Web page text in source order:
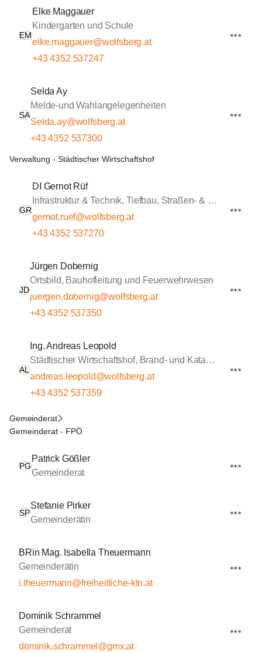
EM
Elke Maggauer
Kindergarten und Schule
elke.maggauer@wolfsberg.at
+43 4352 537247
SA
Selda Ay
Melde-und Wahlangelegenheiten
Selda.ay@wolfsberg.at
+43 4352 537300
Verwaltung - Städtischer Wirtschaftshof
GR
DI Gernot Rüf
Infrastruktur & Technik, Tiefbau, Straßen- & Wasserbau
gernot.ruef@wolfsberg.at
+43 4352 537270
JD
Jürgen Dobernig
Ortsbild, Bauhofleitung und Feuerwehrwesen
juergen.dobernig@wolfsberg.at
+43 4352 537350
AL
Ing. Andreas Leopold
Städtischer Wirtschaftshof, Brand- und Katastrophenschutz, Sportstätten
andreas.leopold@wolfsberg.at
+43 4352 537359
Gemeinderat
Gemeinderat - FPÖ
PG
Patrick Gößler
Gemeinderat
SP
Stefanie Pirker
Gemeinderätin
BRin Mag. Isabella Theuermann
Gemeinderätin
i.theuermann@freiheitliche-ktn.at
Dominik Schrammel
Gemeinderat
dominik.schrammel@gmx.at